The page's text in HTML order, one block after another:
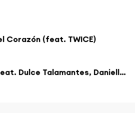
Corazón (feat. TWICE)
Mi Futuro (feat. Dulce Talamantes, Danielle Zamora, Viviana Ochoa, Tl21 & Abraham Espinoza)